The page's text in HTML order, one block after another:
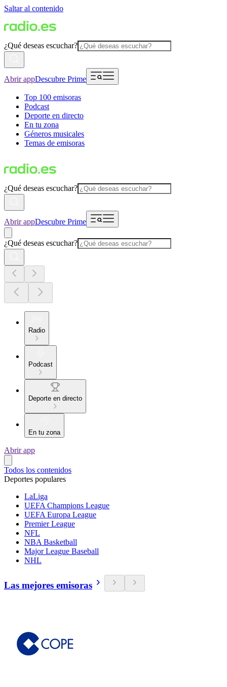
Saltar al contenido
¿Qué deseas escuchar?
Abrir appDescubre Prime
Top 100 emisoras
Podcast
Deporte en directo
En tu zona
Géneros musicales
Temas de emisoras
¿Qué deseas escuchar?
Abrir appDescubre Prime
¿Qué deseas escuchar?
Radio
Podcast
Deporte en directo
En tu zona
Abrir app
Todos los contenidos
Deportes populares
LaLiga
UEFA Champions League
UEFA Europa League
Premier League
NFL
NBA Basketball
Major League Baseball
NHL
Las mejores emisoras